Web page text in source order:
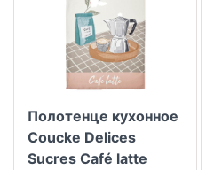
Полотенце кухонное
Coucke Delices
Sucres Café latte